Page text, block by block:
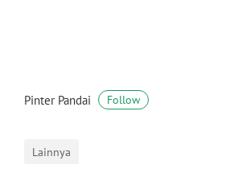
Pinter Pandai Follow
Lainnya